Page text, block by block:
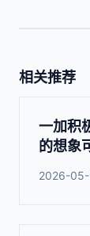
相关推荐
一加积
的想象
2026-